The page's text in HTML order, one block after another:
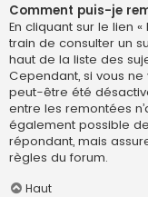
Comment puis-je
En cliquant sur le lien
train de consulter un
haut de la liste des
Cependant, si vous
peut-être été
entre les remontées
également possible
répondant, mais
règles du forum.
Haut